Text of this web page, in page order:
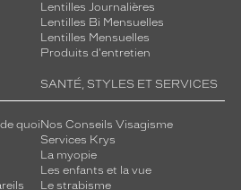
Lentilles Journalières
Lentilles Bi Mensuelles
Lentilles Mensuelles
Produits d'entretien
quoi
SANTÉ, STYLES ET SERVICES
Nos Conseils Visagisme
Services Krys
La myopie
Les enfants et la vue
Le strabisme